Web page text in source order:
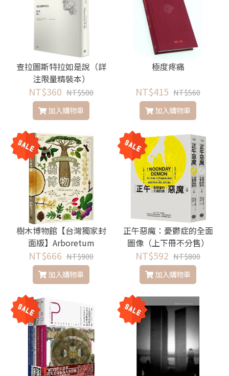
查拉圖斯特拉如是說（詳
注限量精裝本）
NT$360 NT$500
加入購物車
極度疼痛
NT$415 NT$560
加入購物車
樹木博物館【台灣獨家封
面版】Arboretum
NT$666 NT$900
加入購物車
正午惡魔：憂鬱症的全面
圖像（上下冊不分售）
NT$592 NT$800
加入購物車